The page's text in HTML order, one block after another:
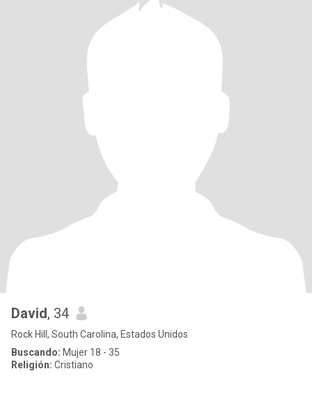
David, 34
Rock Hill, South Carolina, Estados Unidos
Buscando: Mujer 18 - 35
Religión: Cristiano